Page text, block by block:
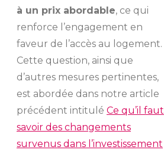
à un prix abordable, ce qui
renforce l’engagement en
faveur de l’accès au logement.
Cette question, ainsi que
d’autres mesures pertinentes,
est abordée dans notre article
précédent intitulé Ce qu’il faut
savoir des changements
survenus dans l’investissement